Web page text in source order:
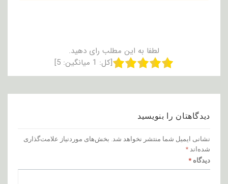
لطفا به این مطلب رای دهید.
[کل: 1 میانگین: 5
]
دیدگاهتان را بنویسید
نشانی ایمیل شما منتشر نخواهد شد. بخش‌های موردنیاز علامت‌گذاری
شده‌اند *
دیدگاه *